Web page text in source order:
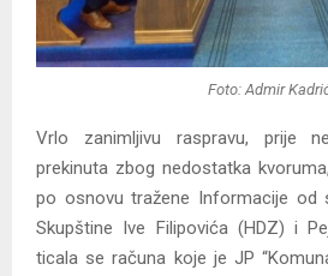
Foto: Admir
Vrlo zanimljivu raspravu, prije
prekinuta zbog nedostatka
po osnovu tražene Informacije od
Skupštine Ive Filipovića (HDZ) i
ticala se računa koje je JP